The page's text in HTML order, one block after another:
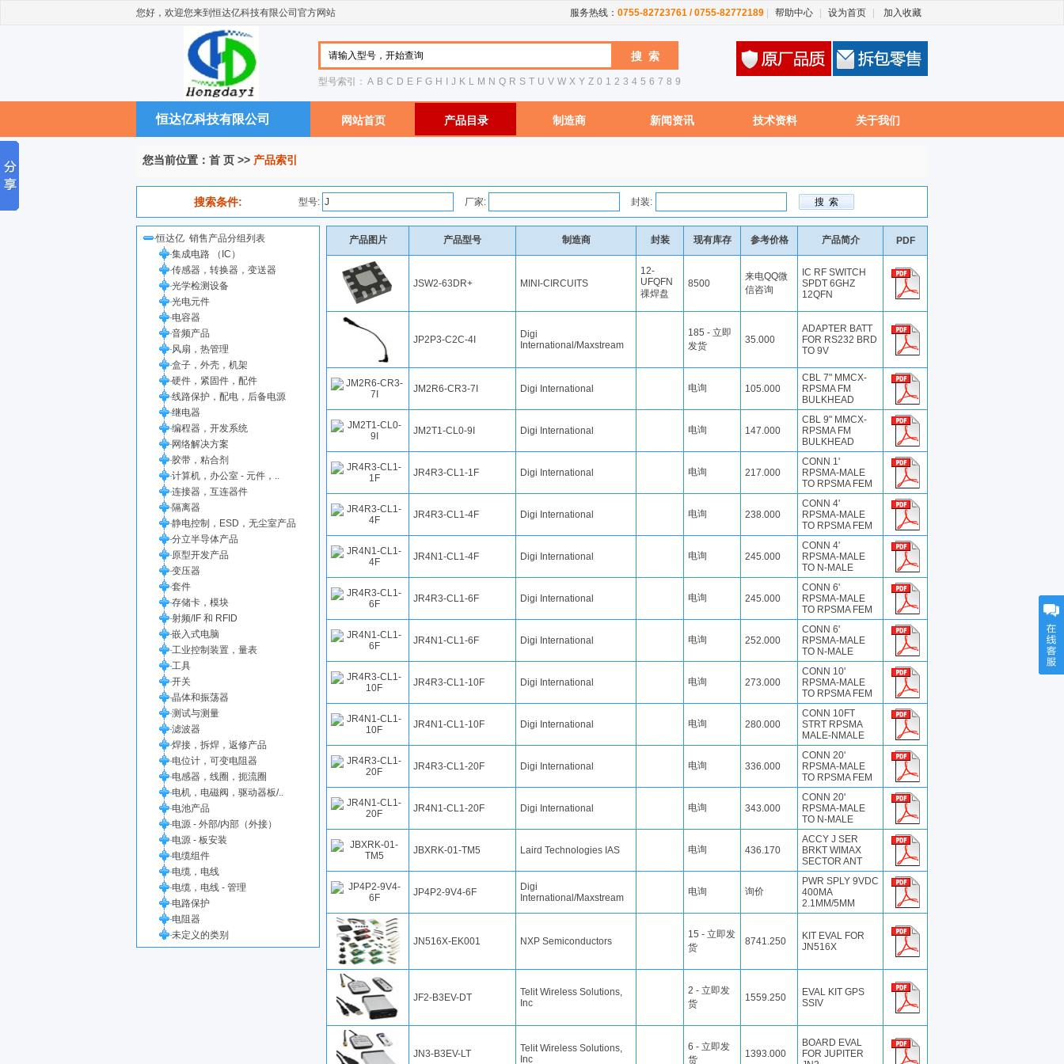
您好，欢迎您来到恒达亿科技有限公司官方网站 服务热线： 0755-82723761 / 0755-82772189 帮助中心 设为首页 加入收藏
型号索引： A B C D E F G H J K L M N Q R S T U V W X Y Z 0 1 2 3 4 5 6 7 8 9
恒达亿科技有限公司 网站首页 产品目录 制造商 新闻资讯 技术资料 关于我们
您当前位置： 首 页 >> 产品索引
搜索条件: 型号: 厂家: 封装:
产品图片 产品型号 制造商 封装 现有库存 参考价格 产品简介 PDF
JSW2-63DR+ MINI-CIRCUITS
12-
UFQFN
祼焊盘
8500
来电QQ微
信咨询
IC RF SWITCH
SPDT 6GHZ
12QFN
JP2P3-C2C-4I
Digi
International/Maxstream
185 - 立即
发货
35.000
ADAPTER BATT
FOR RS232 BRD
TO 9V
JM2R6-CR3-7I Digi International 电询 105.000
CBL 7" MMCX-
RPSMA FM
BULKHEAD
JM2T1-CL0-9I Digi International 电询 147.000
CBL 9" MMCX-
RPSMA FM
BULKHEAD
JR4R3-CL1-1F Digi International 电询 217.000
CONN 1'
RPSMA-MALE
TO RPSMA FEM
JR4R3-CL1-4F Digi International 电询 238.000
CONN 4'
RPSMA-MALE
TO RPSMA FEM
JR4N1-CL1-4F Digi International 电询 245.000
CONN 4'
RPSMA-MALE
TO N-MALE
JR4R3-CL1-6F Digi International 电询 245.000
CONN 6'
RPSMA-MALE
TO RPSMA FEM
JR4N1-CL1-6F Digi International 电询 252.000
CONN 6'
RPSMA-MALE
TO N-MALE
JR4R3-CL1-10F Digi International 电询 273.000
CONN 10'
RPSMA-MALE
TO RPSMA FEM
JR4N1-CL1-10F Digi International 电询 280.000
CONN 10FT
STRT RPSMA
MALE-NMALE
JR4R3-CL1-20F Digi International 电询 336.000
CONN 20'
RPSMA-MALE
TO RPSMA FEM
JR4N1-CL1-20F Digi International 电询 343.000
CONN 20'
RPSMA-MALE
TO N-MALE
JBXRK-01-TM5 Laird Technologies IAS 电询 436.170
ACCY J SER
BRKT WIMAX
SECTOR ANT
JP4P2-9V4-6F
Digi
International/Maxstream
电询 询价
PWR SPLY 9VDC
400MA
2.1MM/5MM
JN516X-EK001 NXP Semiconductors
15 - 立即发
货
8741.250
KIT EVAL FOR
JN516X
JF2-B3EV-DT
Telit Wireless Solutions,
Inc
2 - 立即发
货
1559.250
EVAL KIT GPS
SSIV
JN3-B3EV-LT
Telit Wireless Solutions,
Inc
6 - 立即发
货
1393.000
BOARD EVAL
FOR JUPITER
恒达亿 销售产品分组列表
集成电路 （IC）
传感器，转换器，变送器
光学检测设备
光电元件
电容器
音频产品
风扇，热管理
盒子，外壳，机架
硬件，紧固件，配件
线路保护，配电，后备电源
继电器
编程器，开发系统
网络解决方案
胶带，粘合剂
计算机，办公室 - 元件，..
连接器，互连器件
隔离器
静电控制，ESD，无尘室产品
分立半导体产品
原型开发产品
变压器
套件
存储卡，模块
射频/IF 和 RFID
嵌入式电脑
工业控制装置，量表
工具
开关
晶体和振荡器
测试与测量
滤波器
焊接，拆焊，返修产品
电位计，可变电阻器
电感器，线圈，扼流圈
电机，电磁阀，驱动器板/..
电池产品
电源 - 外部/内部（外接）
电源 - 板安装
电缆组件
电缆，电线
电缆，电线 - 管理
电路保护
电阻器
未定义的类别